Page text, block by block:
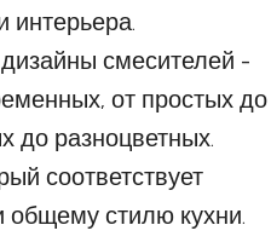
интерьера.
смесителей -
от простых до
до разноцветных.
соответствует
стилю кухни.